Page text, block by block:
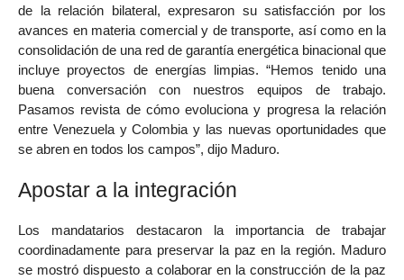
de la relación bilateral, expresaron su satisfacción por los
avances en materia comercial y de transporte, así como en la
consolidación de una red de garantía energética binacional que
incluye proyectos de energías limpias. “Hemos tenido una
buena conversación con nuestros equipos de trabajo.
Pasamos revista de cómo evoluciona y progresa la relación
entre Venezuela y Colombia y las nuevas oportunidades que
se abren en todos los campos”, dijo Maduro.
Apostar a la integración
Los mandatarios destacaron la importancia de trabajar
coordinadamente para preservar la paz en la región. Maduro
se mostró dispuesto a colaborar en la construcción de la paz